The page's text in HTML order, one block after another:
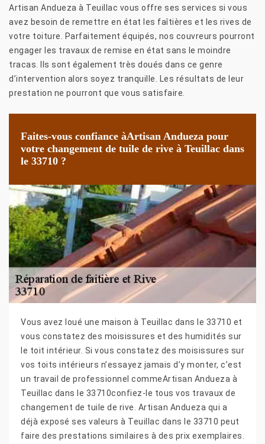
Artisan Andueza à Teuillac vous offre ses services si vous
avez besoin de remettre en état les faîtières et les rives de
votre toiture. Parfaitement équipés, nos couvreurs pourront
engager les travaux de remise en état sans le moindre
tracas. Ils sont également très doués dans ce genre
d’intervention alors soyez tranquille. Les résultats de leur
prestation ne pourront que vous satisfaire.
Faites-vous confiance àArtisan Andueza pour
votre changement de tuile de rive à Teuillac dans
le 33710 ?
Vous avez loué une maison à Teuillac dans le 33710 et
vous constatez des moisissures et des humidités sur
le toit intérieur. Si vous constatez des moisissures sur
vos toits intérieurs n’essayez jamais d’y monter, c’est
un travail de professionnel commeArtisan Andueza à
Teuillac dans le 33710confiez-le tous vos travaux de
changement de tuile de rive. Artisan Andueza qui a
déjà exposé ses valeurs à Teuillac dans le 33710 peut
faire des prestations similaires à des prix exemplaires.